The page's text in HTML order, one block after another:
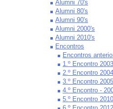
Alumni 70's
Alumni 80's
Alumni 90's
Alumni 2000's
Alumni 2010's
Encontros
Encontros
1.º Encontro
2.º Encontro
3.º Encontro
4.º Encontro -
5.º Encontro